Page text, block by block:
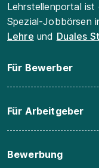
Lehrstellenportal ist
Spezial-Jobbörsen
Lehre und Duales
Für Bewerber
Für Arbeitgeber
Bewerbung